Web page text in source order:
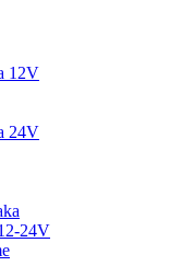
12V
24V
24V